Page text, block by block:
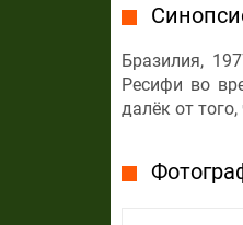
Бразилия,
Ресифи во
далёк от